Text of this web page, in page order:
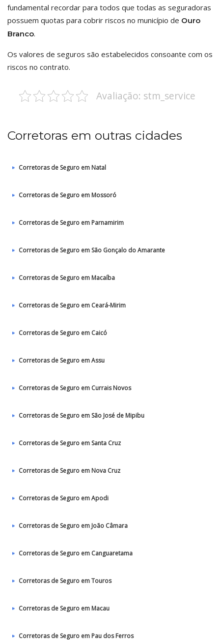
fundamental recordar para todos que todas as seguradoras
possuem quotas para cobrir riscos no município de Ouro
Branco.
Os valores de seguros são estabelecidos consoante com os
riscos no contrato.
Avaliação: stm_service
Corretoras em outras cidades
Corretoras de Seguro em Natal
Corretoras de Seguro em Mossoró
Corretoras de Seguro em Parnamirim
Corretoras de Seguro em São Gonçalo do Amarante
Corretoras de Seguro em Macaíba
Corretoras de Seguro em Ceará-Mirim
Corretoras de Seguro em Caicó
Corretoras de Seguro em Assu
Corretoras de Seguro em Currais Novos
Corretoras de Seguro em São José de Mipibu
Corretoras de Seguro em Santa Cruz
Corretoras de Seguro em Nova Cruz
Corretoras de Seguro em Apodi
Corretoras de Seguro em João Câmara
Corretoras de Seguro em Canguaretama
Corretoras de Seguro em Touros
Corretoras de Seguro em Macau
Corretoras de Seguro em Pau dos Ferros